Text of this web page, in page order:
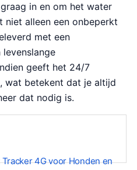
in en om het water
niet alleen een onbeperkt
met een
geeft het 24/7
wat betekent dat je altijd
dat nodig is.
Tracker 4G voor Honden en